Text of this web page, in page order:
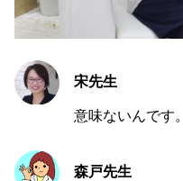
宋先生
意味ないんです。
森戸先生